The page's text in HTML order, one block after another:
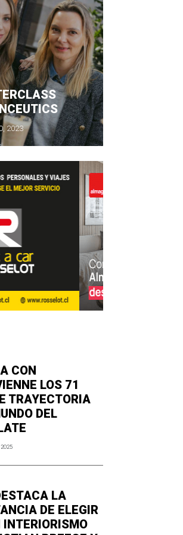
2023
CON
LOS 71
TRAYECTORIA
DEL
LA
DE ELEGIR
INTERIORISMO